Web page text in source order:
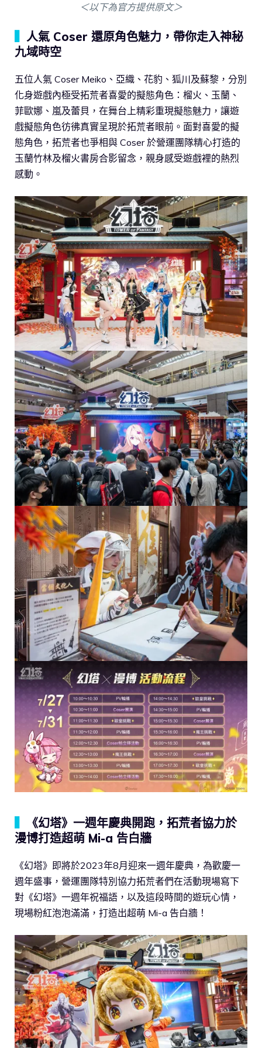
＜以下為官方提供原文＞
人氣 Coser 還原角色魅力，帶你走入神秘
九域時空
五位人氣 Coser Meiko、亞織、花豹、狐川及蘇黎，分別
化身遊戲內極受拓荒者喜愛的擬態角色：榴火、玉蘭、
菲歐娜、嵐及蕾貝，在舞台上精彩重現擬態魅力，讓遊
戲擬態角色彷彿真實呈現於拓荒者眼前。面對喜愛的擬
態角色，拓荒者也爭相與 Coser 於營運團隊精心打造的
玉蘭竹林及榴火書房合影留念，親身感受遊戲裡的熱烈
感動。
《幻塔》一週年慶典開跑，拓荒者協力於
漫博打造超萌 Mi-a 告白牆
《幻塔》即將於2023年8月迎來一週年慶典，為歡慶一
週年盛事，營運團隊特別協力拓荒者們在活動現場寫下
對《幻塔》一週年祝福語，以及這段時間的遊玩心情，
現場粉紅泡泡滿滿，打造出超萌 Mi-a 告白牆！